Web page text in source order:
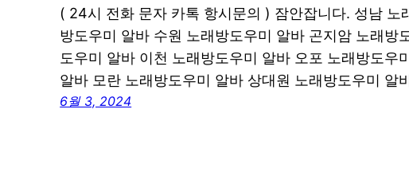
( 24시 전화 문자 카톡 항시문의 ) 잠안잡니다. 성남 노
방도우미 알바 수원 노래방도우미 알바 곤지암 노래방
도우미 알바 이천 노래방도우미 알바 오포 노래방도우
알바 모란 노래방도우미 알바 상대원 노래방도우미 알
6월 3, 2024